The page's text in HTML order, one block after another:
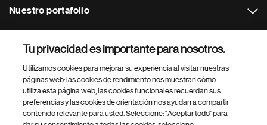
Nuestro portafolio
Footer Site Search
Tu privacidad es importante para nosotros.
Utilizamos cookies para mejorar su experiencia al visitar nuestras
páginas web: las cookies de rendimiento nos muestran cómo
utiliza esta página web, las cookies funcionales recuerdan sus
preferencias y las cookies de orientación nos ayudan a compartir
contenido relevante para usted. Seleccione: "Aceptar todo" para